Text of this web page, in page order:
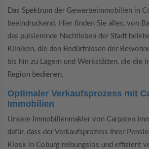
Das Spektrum der Gewerbeimmobilien in
beeindruckend. Hier finden Sie alles, von
das pulsierende Nachtleben der Stadt
Kliniken, die den Bedürfnissen der
bis hin zu Lagern und Werkstätten, die die
Region bedienen.
Optimaler Verkaufsprozess mit
Immobilien
Unsere Immobilienmakler von Carpaten
dafür, dass der Verkaufsprozess Ihrer
Kiosk in Coburg reibungslos und effizient